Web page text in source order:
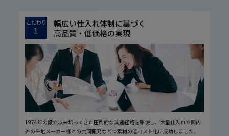
こだわり
1
幅広い仕入れ体制に基づく
高品質・低価格の実現
1974年の設立以来培ってきた圧倒的な流通経路を駆使し、大量仕入れや国内
外の生地メーカー様との共同開発などで素材の低コスト化に成功しました。